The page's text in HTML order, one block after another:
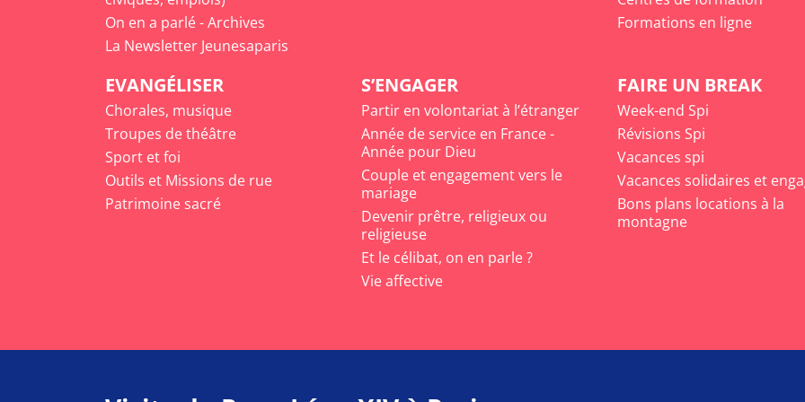
On en a parlé - Archives
La Newsletter Jeunesaparis
Formations en ligne
EVANGÉLISER
Chorales, musique
Troupes de théâtre
Sport et foi
Outils et Missions de rue
Patrimoine sacré
S’ENGAGER
Partir en volontariat à l’étranger
Année de service en France -
Année pour Dieu
Couple et engagement vers le
mariage
Devenir prêtre, religieux ou
religieuse
Et le célibat, on en parle ?
Vie affective
FAIRE UN BREAK
Week-end Spi
Révisions Spi
Vacances spi
Vacances solidaires et
Bons plans locations à la
montagne